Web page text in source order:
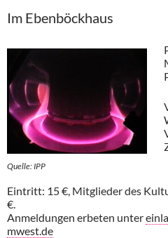
Im Ebenböckhaus
Quelle: IPP
Eintritt: 15 €, Mitglieder des
€.
Anmeldungen erbeten unter
mwest.de